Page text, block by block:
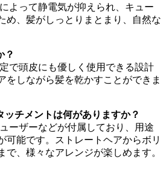
よって静電気が抑えられ、キュー
め、髪がしっとりまとまり、自然な
？
で頭皮にも優しく使用できる設計
をしながら髪を乾かすことができま
ッチメントは何がありますか？
ーザーなどが付属しており、用途
可能です。ストレートヘアからボリ
で、様々なアレンジが楽しめます。